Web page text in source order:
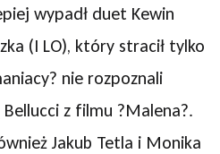
wypadł duet Kewin
(I LO), który stracił tylko
nie rozpoznali
z filmu ?Malena?.
Jakub Tetla i Monika